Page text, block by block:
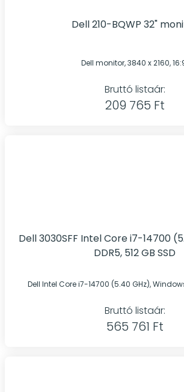
Dell 210-BQWP 32"
Dell monitor, 3840 x 2160,
Bruttó listaár:
209 765 Ft
Dell 3030SFF Intel Core i7-14700 (5.40 GHz), 8 GB
DDR5, 512 GB SSD
Dell Intel Core i7-14700 (5.40 GHz),
Bruttó listaár:
565 761 Ft